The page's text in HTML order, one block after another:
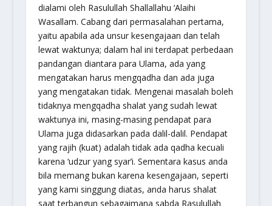
dialami oleh Rasulullah Shallallahu ‘Alaihi
Wasallam. Cabang dari permasalahan pertama,
yaitu apabila ada unsur kesengajaan dan telah
lewat waktunya; dalam hal ini terdapat perbedaan
pandangan diantara para Ulama, ada yang
mengatakan harus mengqadha dan ada juga
yang mengatakan tidak. Mengenai masalah boleh
tidaknya mengqadha shalat yang sudah lewat
waktunya ini, masing-masing pendapat para
Ulama juga didasarkan pada dalil-dalil. Pendapat
yang rajih (kuat) adalah tidak ada qadha kecuali
karena ‘udzur yang syar’i. Sementara kasus anda
bila memang bukan karena kesengajaan, seperti
yang kami singgung diatas, anda harus shalat
saat terbangun sebagaimana sabda Rasulullah